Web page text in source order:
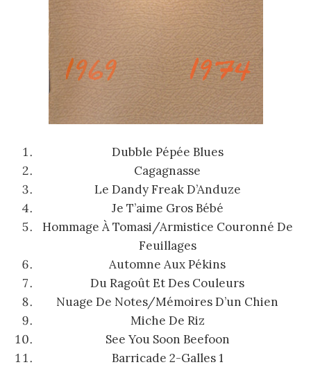
Dubble Pépée Blues
Cagagnasse
Le Dandy Freak D’Anduze
Je T’aime Gros Bébé
Hommage À Tomasi/Armistice Couronné De
Feuillages
Automne Aux Pékins
Du Ragoût Et Des Couleurs
Nuage De Notes/Mémoires D’un Chien
Miche De Riz
See You Soon Beefoon
Barricade 2-Galles 1